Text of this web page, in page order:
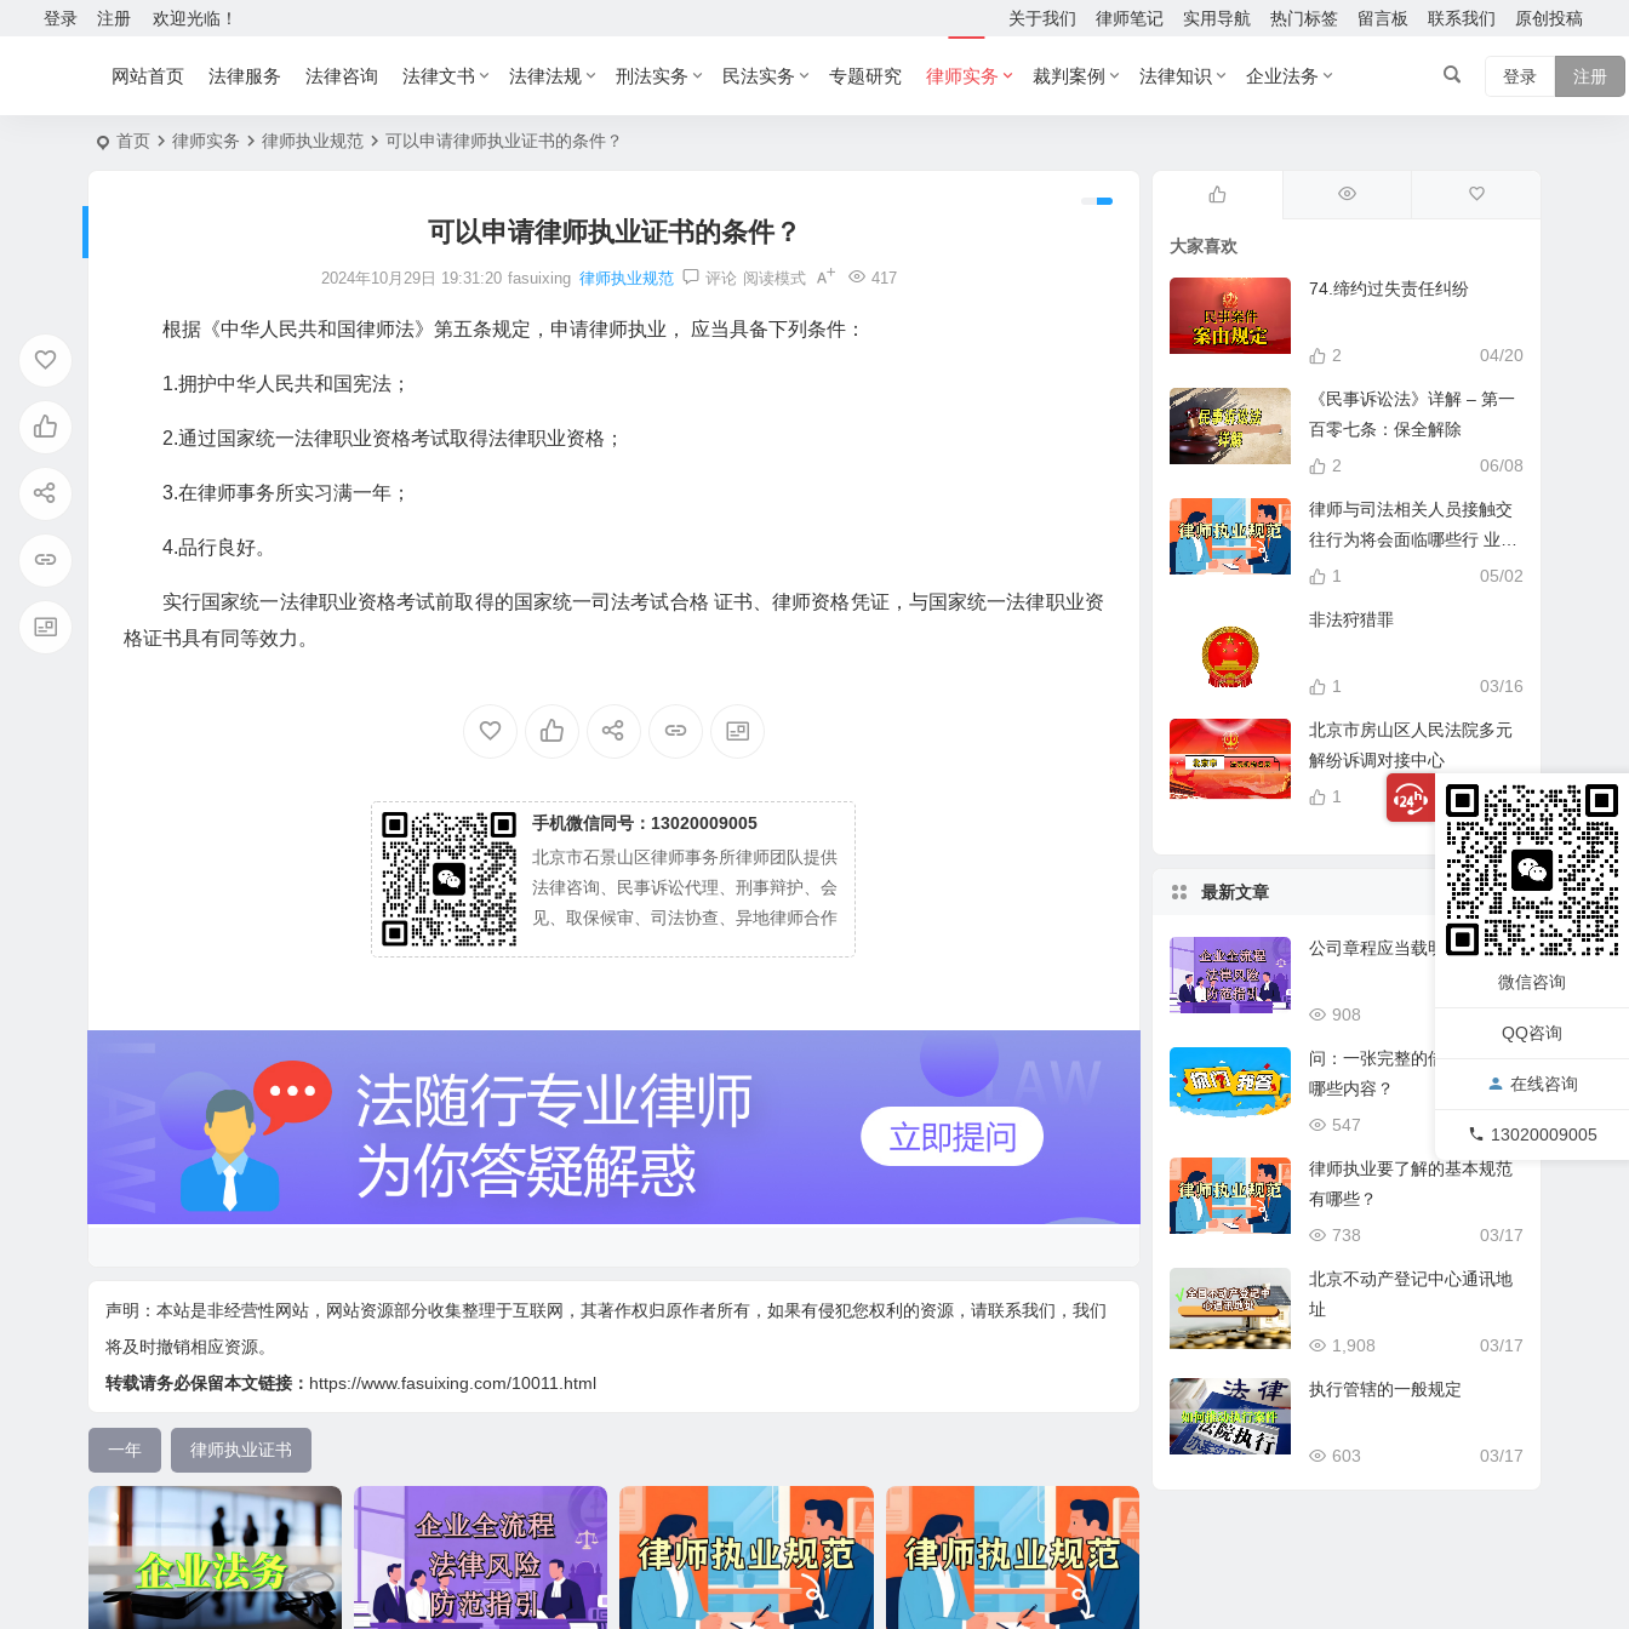
欢迎光临！
登录 注册 关于我们 律师笔记 实用导航 热门标签 留言板 联系我们 原创投稿
网站首页 法律服务 法律咨询 法律文书 法律法规 刑法实务 民法实务 专题研究 律师实务 裁判案例 法律知识 企业法务 登录 注册
首页 律师实务 律师执业规范 可以申请律师执业证书的条件？
可以申请律师执业证书的条件？
2024年10月29日 19:31:20 fasuixing 律师执业规范 评论 417
阅读模式
根据《中华人民共和国律师法》第五条规定，申请律师执业， 应当具备下列条件：
1.拥护中华人民共和国宪法；
2.通过国家统一法律职业资格考试取得法律职业资格；
3.在律师事务所实习满一年；
4.品行良好。
实行国家统一法律职业资格考试前取得的国家统一司法考试合格 证书、律师资格凭证，与国家统一法律职业资
格证书具有同等效力。
手机微信同号：13020009005
北京市石景山区律师事务所律师团队提供
法律咨询、民事诉讼代理、刑事辩护、会
见、取保候审、司法协查、异地律师合作
声明：本站是非经营性网站，网站资源部分收集整理于互联网，其著作权归原作者所有，如果有侵犯您权利的资源，请联系我们，我们
将及时撤销相应资源。
转载请务必保留本文链接： https://www.fasuixing.com/10011.html
⼀年 律师执业证书
大家喜欢
74.缔约过失责任纠纷
04/20
2
《民事诉讼法》详解 – 第一
百零七条：保全解除
06/08
2
律师与司法相关人员接触交
往行为将会面临哪些行 业处
分？
05/02
1
非法狩猎罪
03/16
1
北京市房山区人民法院多元
解纷诉调对接中心
04/14
1
最新文章
公司章程应当载明的事项
908
问：一张完整的借条应该有
哪些内容？
03/17
547
律师执业要了解的基本规范
有哪些？
03/17
738
北京不动产登记中心通讯地
址
03/17
1,908
执行管辖的一般规定
03/17
603
微信咨询
QQ咨询
在线咨询
13020009005